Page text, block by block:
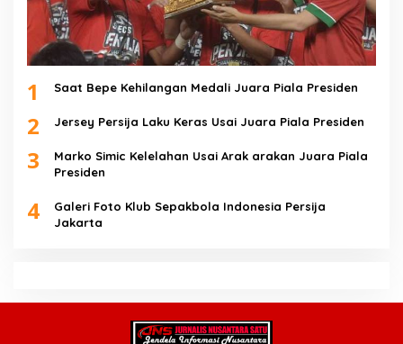
1 Saat Bepe Kehilangan Medali Juara Piala Presiden
2 Jersey Persija Laku Keras Usai Juara Piala Presiden
3
Marko Simic Kelelahan Usai Arak arakan Juara Piala
Presiden
4
Galeri Foto Klub Sepakbola Indonesia Persija
Jakarta